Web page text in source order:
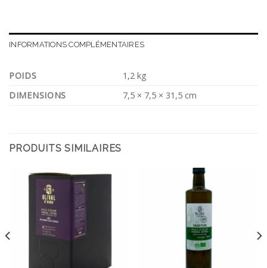
INFORMATIONS COMPLÉMENTAIRES
POIDS
1,2 kg
DIMENSIONS
7,5 × 7,5 × 31,5 cm
PRODUITS SIMILAIRES